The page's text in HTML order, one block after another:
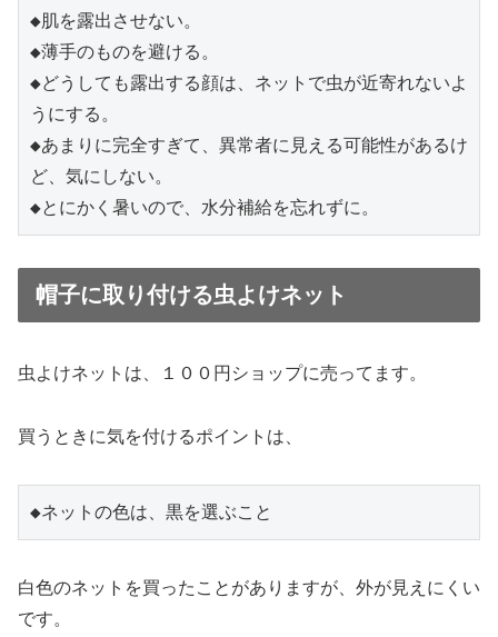
◆肌を露出させない。
◆薄手のものを避ける。
◆どうしても露出する顔は、ネットで虫が近寄れないよ
うにする。
◆あまりに完全すぎて、異常者に見える可能性があるけ
ど、気にしない。
◆とにかく暑いので、水分補給を忘れずに。
帽子に取り付ける虫よけネット
虫よけネットは、１００円ショップに売ってます。
買うときに気を付けるポイントは、
◆ネットの色は、黒を選ぶこと
白色のネットを買ったことがありますが、外が見えにくい
です。